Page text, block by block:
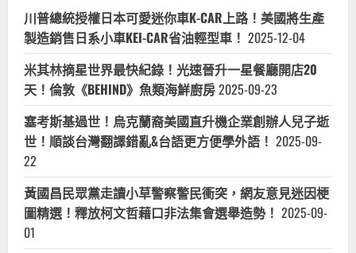
擊》
電
影
主
題
曲
名
冊
齊
全
名
單！
波
多
黎
各
網
路
名
整
盤
點！
川普總統授權日本可愛迷你車K-CAR上路！美國將生產
製造銷售日系小車KEI-CAR省油輕型車！ 2025-12-04
米其林摘星世界最快紀錄！光速晉升一星餐廳開店20
天！倫敦《BEHIND》魚類海鮮廚房2025-09-23
塞考斯基過世！烏克蘭裔美國直升機企業創辦人兒子逝
世！順談台灣翻譯錯亂&台語更方便學外語！ 2025-09-
22
黃國昌民眾黨走讀小草警察警民衝突，網友意見迷因梗
圖精選！釋放柯文哲藉口非法集會選舉造勢！ 2025-09-
01